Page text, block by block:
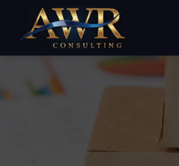
content